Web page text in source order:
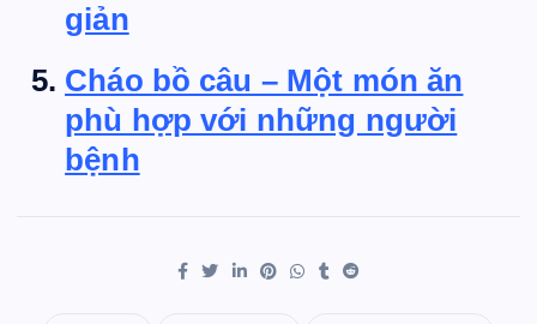
giản
Cháo bồ câu – Một món ăn
phù hợp với những người
bệnh